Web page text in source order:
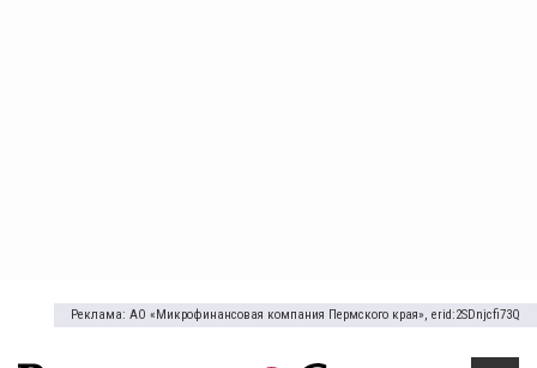
Реклама: АО «Микрофинансовая компания Пермского края», erid:2SDnjcfi73Q